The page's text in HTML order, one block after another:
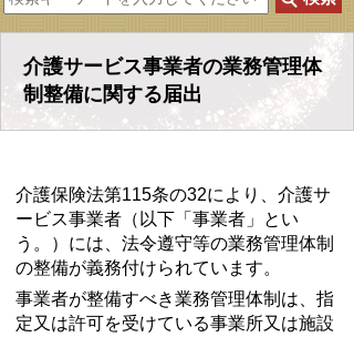
介護サービス事業者の業務管理体
制整備に関する届出
介護保険法第115条の32により、介護サ
ービス事業者（以下「事業者」とい
う。）には、法令遵守等の業務管理体制
の整備が義務付けられています。
事業者が整備すべき業務管理体制は、指
定又は許可を受けている事業所又は施設